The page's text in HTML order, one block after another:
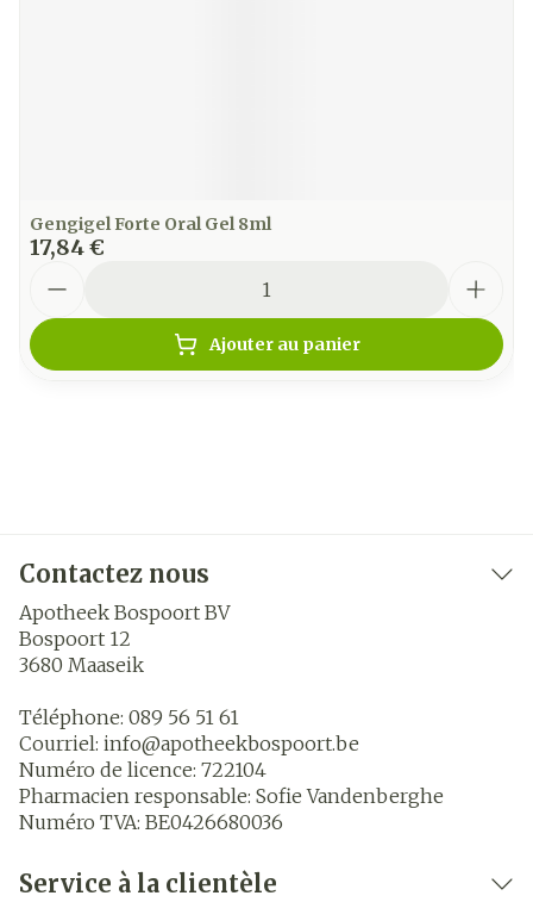
Gengigel Forte Oral Gel 8ml
17,84 €
Ajouter au panier
Contactez nous
Apotheek Bospoort BV
Bospoort 12
3680 Maaseik
Téléphone: 089 56 51 61
Courriel: info@apotheekbospoort.be
Numéro de licence: 722104
Pharmacien responsable: Sofie Vandenberghe
Numéro TVA: BE0426680036
Service à la clientèle